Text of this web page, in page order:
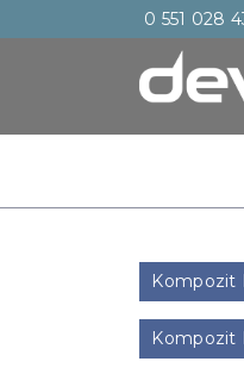
0 551 028
Kompozit
Kompozit